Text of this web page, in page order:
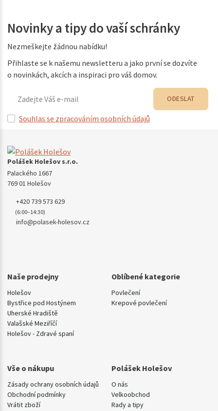
Novinky a tipy do vaší schránky
Nezmeškejte žádnou nabídku!
Přihlaste se k našemu newsletteru a jako první se dozvíte
o novinkách, akcích a inspiraci pro váš domov.
Souhlas se zpracováním osobních údajů
ODESLAT
Polášek Holešov s.r.o.
Palackého 1667
769 01 Holešov
+420 739 573 629
(6:00–14:30)
info@polasek-holesov.cz
Naše prodejny
Holešov
Bystřice pod Hostýnem
Uherské Hradiště
Valašské Meziříčí
Holešov - Zdravé spaní
Oblíbené kategorie
Povlečení
Krepové povlečení
Vše o nákupu
Zásady ochrany osobních údajů
Obchodní podmínky
Vrátit zboží
Polášek Holešov
O nás
Velkoobchod
Rady a tipy